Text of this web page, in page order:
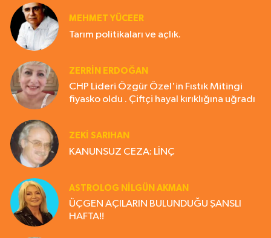
MEHMET YÜCEER
Tarım politikaları ve açlık.
ZERRIN ERDOĞAN
CHP Lideri Özgür Özel'in Fıstık Mitingi
fiyasko oldu . Çiftçi hayal kırıklığına uğradı
ZEKI SARIHAN
KANUNSUZ CEZA: LİNÇ
ASTROLOG NILGÜN AKMAN
ÜÇGEN AÇILARIN BULUNDUĞU ŞANSLI
HAFTA!!